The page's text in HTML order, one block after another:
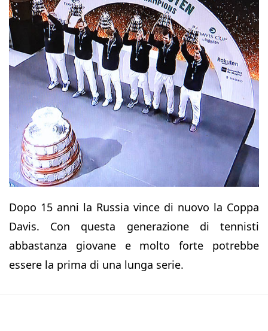
Dopo 15 anni la Russia vince di nuovo la Coppa
Davis. Con questa generazione di tennisti
abbastanza giovane e molto forte potrebbe
essere la prima di una lunga serie.